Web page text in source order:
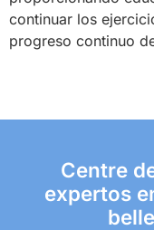
continuar los
progreso continuo
Centre
expertos